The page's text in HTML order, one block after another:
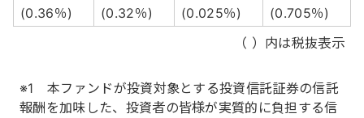
(0.36％)
(0.32％) (0.025％)
(0.705％)
（ ）内は税抜表示
※1 本ファンドが投資対象とする投資信託証券の信託
報酬を加味した、投資者の皆様が実質的に負担する信